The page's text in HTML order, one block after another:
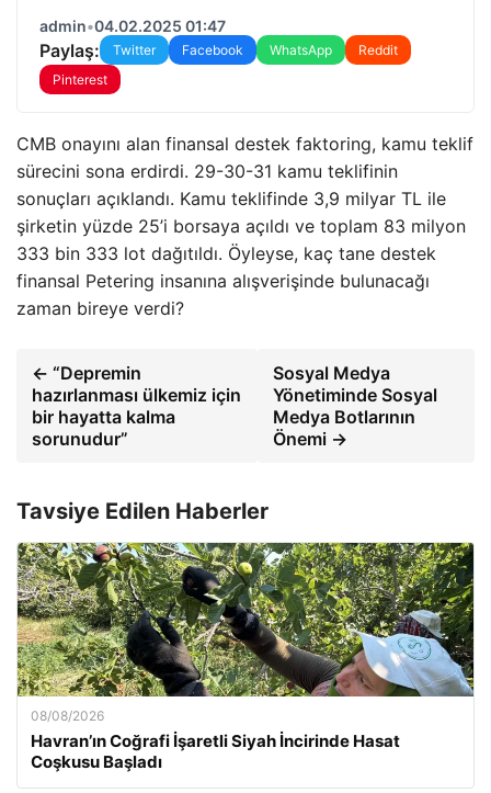
admin•04.02.2025 01:47
Paylaş: Twitter Facebook WhatsApp
Reddit
Pinterest
CMB onayını alan finansal destek faktoring, kamu teklif
sürecini sona erdirdi. 29-30-31 kamu teklifinin
sonuçları açıklandı. Kamu teklifinde 3,9 milyar TL ile
şirketin yüzde 25’i borsaya açıldı ve toplam 83 milyon
333 bin 333 lot dağıtıldı. Öyleyse, kaç tane destek
finansal Petering insanına alışverişinde bulunacağı
zaman bireye verdi?
← “Depremin
hazırlanması ülkemiz için
bir hayatta kalma
sorunudur”
Sosyal Medya
Yönetiminde Sosyal
Medya Botlarının
Önemi →
Tavsiye Edilen Haberler
08/08/2026
Havran’ın Coğrafi İşaretli Siyah İncirinde Hasat
Coşkusu Başladı